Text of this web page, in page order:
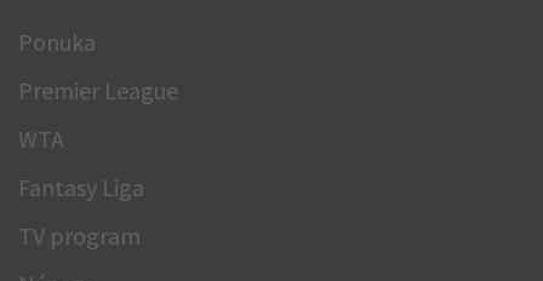
Ponuka
Premier League
WTA
Fantasy Liga
TV program